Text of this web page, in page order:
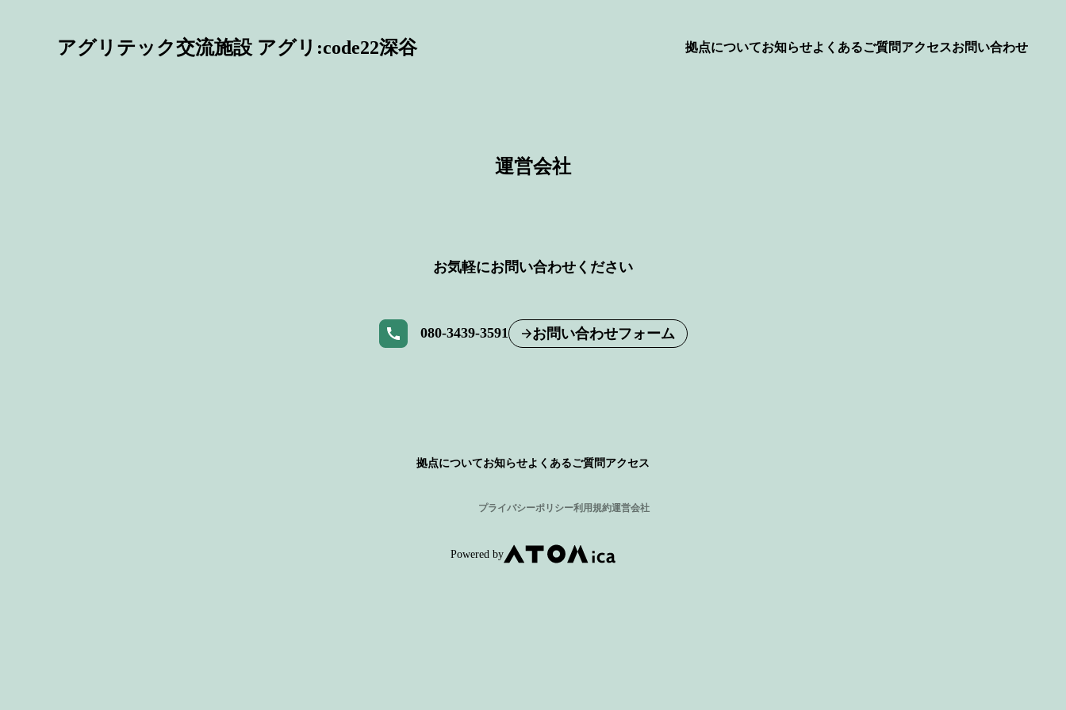
アグリテック交流施設 アグリ:code22深谷 拠点についてお知らせよくあるご質問アクセスお問い合わせ
運営会社
お気軽にお問い合わせください
080-3439-3591 お問い合わせフォーム
拠点についてお知らせよくあるご質問 アクセス
プライバシーポリシー利用規約運営会社
Powered by